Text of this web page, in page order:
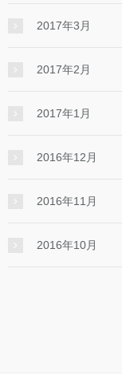
2017年3月
2017年2月
2017年1月
2016年12月
2016年11月
2016年10月